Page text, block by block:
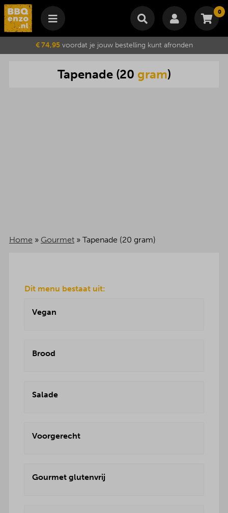
0
Winkelmand
Je winkelwagen is momenteel leeg.
Subtotaal €
Wijzig winkelmand Bestellen
€ 74,95voordat je jouw bestelling kunt afronden
Tapenade(20 gram)
Home » Gourmet» Tapenade (20 gram)
Dit menu bestaat uit:
Vegan
Brood
Salade
Voorgerecht
Gourmet glutenvrij